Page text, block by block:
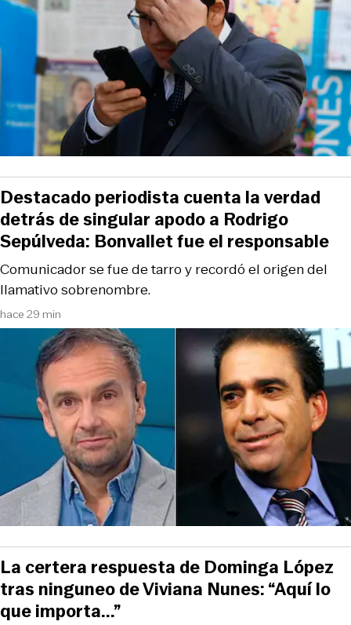
hace 29 min
Comunicador se fue de tarro y recordó el origen del
llamativo sobrenombre.
Destacado periodista cuenta la verdad
detrás de singular apodo a Rodrigo
Sepúlveda: Bonvallet fue el responsable
La certera respuesta de Dominga López
tras ninguneo de Viviana Nunes: “Aquí lo
que importa...”